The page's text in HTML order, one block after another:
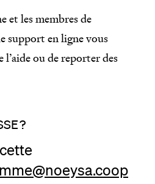
et les membres de
support en ligne vous
ou de reporter des
?